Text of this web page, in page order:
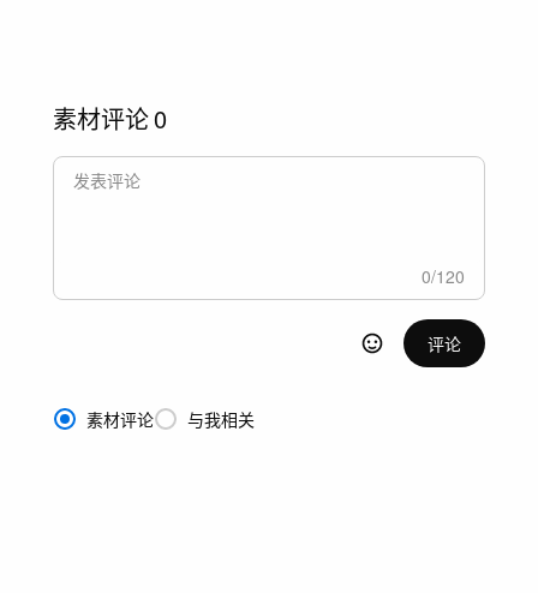
素材评论0
0/120
评论
素材评论 与我相关